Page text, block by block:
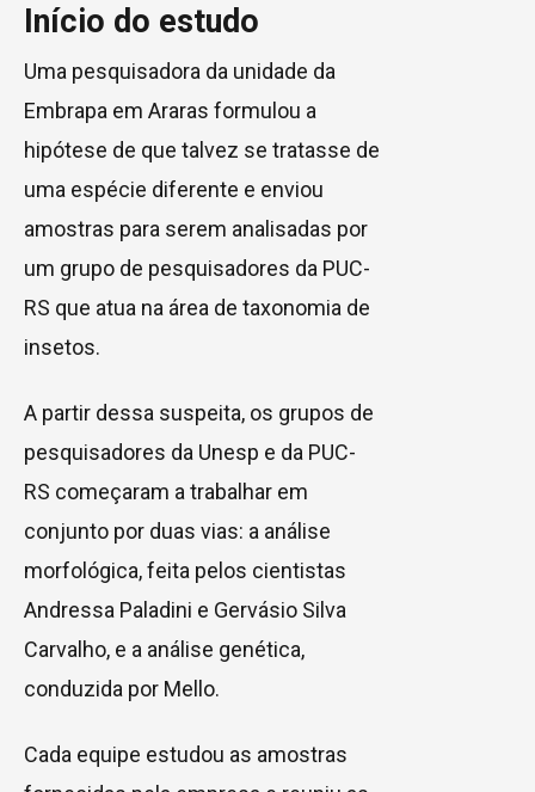
Início do estudo
Uma pesquisadora da unidade da
Embrapa em Araras formulou a
hipótese de que talvez se tratasse de
uma espécie diferente e enviou
amostras para serem analisadas por
um grupo de pesquisadores da PUC-
RS que atua na área de taxonomia de
insetos.
A partir dessa suspeita, os grupos de
pesquisadores da Unesp e da PUC-
RS começaram a trabalhar em
conjunto por duas vias: a análise
morfológica, feita pelos cientistas
Andressa Paladini e Gervásio Silva
Carvalho, e a análise genética,
conduzida por Mello.
Cada equipe estudou as amostras